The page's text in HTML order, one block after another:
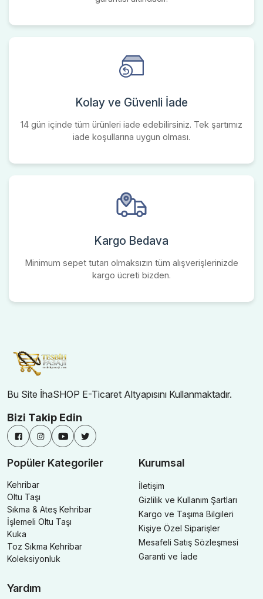
Kolay ve Güvenli İade
14 gün içinde tüm ürünleri iade edebilirsiniz. Tek şartımız
iade koşullarına uygun olması.
Kargo Bedava
Minimum sepet tutarı olmaksızın tüm alışverişlerinizde
kargo ücreti bizden.
Bu Site İhaSHOP E-Ticaret Altyapısını Kullanmaktadır.
Bizi Takip Edin
Popüler Kategoriler
Kehribar
Oltu Taşı
Sıkma & Ateş Kehribar
İşlemeli Oltu Taşı
Kuka
Toz Sıkma Kehribar
Koleksiyonluk
Kurumsal
İletişim
Gizlilik ve Kullanım Şartları
Kargo ve Taşıma Bilgileri
Kişiye Özel Siparişler
Mesafeli Satış Sözleşmesi
Garanti ve İade
Yardım